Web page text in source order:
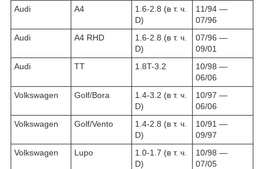
Audi
A4 1.6-2.8 (в т. ч.
D)
11/94 ―
07/96
Audi
A4 RHD 1.6-2.8 (в т. ч.
D)
07/96 ―
09/01
Audi
TT 1.8T-3.2
10/98 ―
06/06
Volkswagen
Golf/Bora
1.4-3.2 (в т. ч.
D)
10/97 ―
06/06
Volkswagen
Golf/Vento
1.4-2.8 (в т. ч.
D)
10/91 ―
09/97
Volkswagen
Lupo 1.0-1.7 (в т. ч.
D)
10/98 ―
07/05